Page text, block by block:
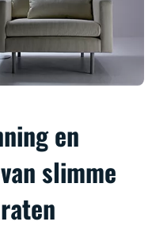
en
slimme